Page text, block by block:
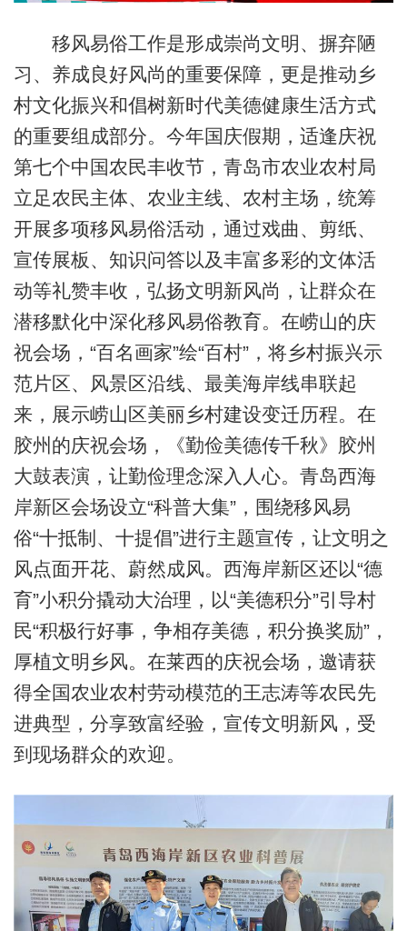
移风易俗工作是形成崇尚文明、摒弃陋
习、养成良好风尚的重要保障，更是推动乡
村文化振兴和倡树新时代美德健康生活方式
的重要组成部分。今年国庆假期，适逢庆祝
第七个中国农民丰收节，青岛市农业农村局
立足农民主体、农业主线、农村主场，统筹
开展多项移风易俗活动，通过戏曲、剪纸、
宣传展板、知识问答以及丰富多彩的文体活
动等礼赞丰收，弘扬文明新风尚，让群众在
潜移默化中深化移风易俗教育。在崂山的庆
祝会场，“百名画家”绘“百村”，将乡村振兴示
范片区、风景区沿线、最美海岸线串联起
来，展示崂山区美丽乡村建设变迁历程。在
胶州的庆祝会场，《勤俭美德传千秋》胶州
大鼓表演，让勤俭理念深入人心。青岛西海
岸新区会场设立“科普大集”，围绕移风易
俗“十抵制、十提倡”进行主题宣传，让文明之
风点面开花、蔚然成风。西海岸新区还以“德
育”小积分撬动大治理，以“美德积分”引导村
民“积极行好事，争相存美德，积分换奖励”，
厚植文明乡风。在莱西的庆祝会场，邀请获
得全国农业农村劳动模范的王志涛等农民先
进典型，分享致富经验，宣传文明新风，受
到现场群众的欢迎。